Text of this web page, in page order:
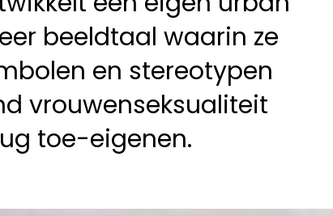
beeldtaal waarin ze
en stereotypen
vrouwenseksualiteit
toe-eigenen.